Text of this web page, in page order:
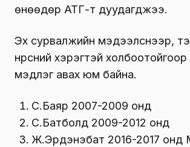
өнөөдөр АТГ-т дуудагджээ.
Эх сурвалжийн мэдээлснээр,
нүүрсний хэрэгтэй
мэдүүлэг авах юм байна.
С.Баяр 2007-2009 онд
С.Батболд 2009-2012 онд
Ж.Эрдэнэбат 2016-2017 онд